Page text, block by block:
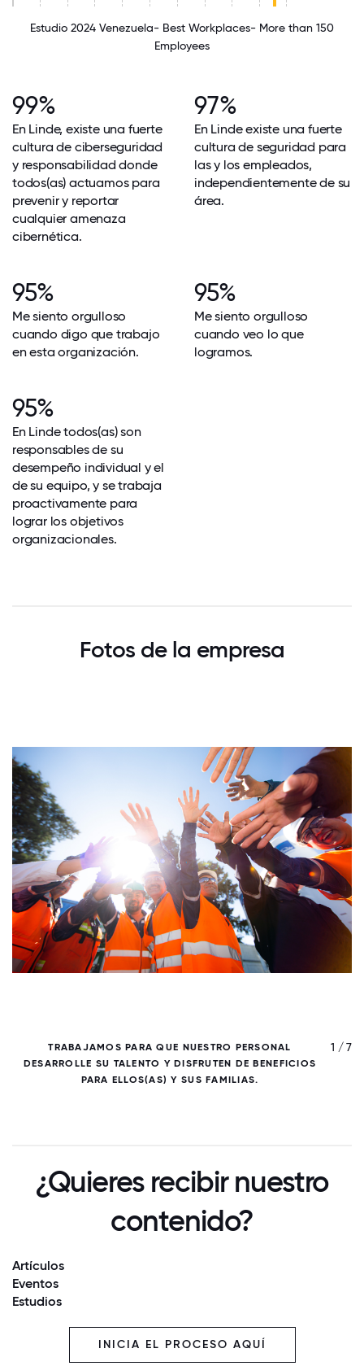
Estudio 2024 Venezuela- Best Workplaces- More than 150
Employees
99%
En Linde, existe una fuerte
cultura de ciberseguridad
y responsabilidad donde
todos(as) actuamos para
prevenir y reportar
cualquier amenaza
cibernética.
97%
En Linde existe una fuerte
cultura de seguridad para
las y los empleados,
independientemente de su
área.
95%
Me siento orgulloso
cuando digo que trabajo
en esta organización.
95%
Me siento orgulloso
cuando veo lo que
logramos.
95%
En Linde todos(as) son
responsables de su
desempeño individual y el
de su equipo, y se trabaja
proactivamente para
lograr los objetivos
organizacionales.
Fotos de la empresa
TRABAJAMOS PARA QUE NUESTRO PERSONAL
DESARROLLE SU TALENTO Y DISFRUTEN DE BENEFICIOS
PARA ELLOS(AS) Y SUS FAMILIAS.
1 / 7
¿Quieres recibir nuestro
contenido?
Artículos
Eventos
Estudios
INICIA EL PROCESO AQUÍ